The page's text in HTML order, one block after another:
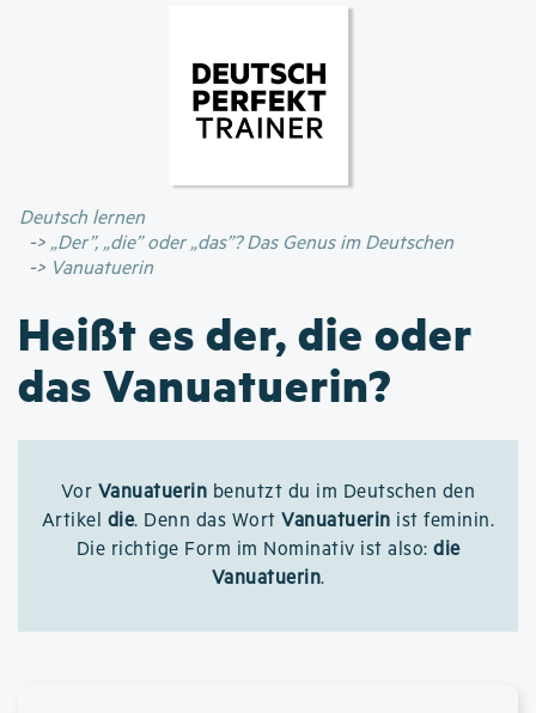
Inhalt
Deutsch lernen
„Der”, „die” oder „das”? Das Genus im Deutschen
Vanuatuerin
Heißt es der, die oder
das Vanuatuerin?
Vor Vanuatuerin benutzt du im Deutschen den
Artikel die. Denn das WortVanuatuerin ist feminin.
Die richtige Form im Nominativ ist also: die
Vanuatuerin.